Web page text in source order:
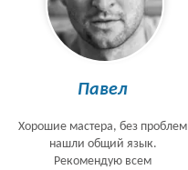
Павел
Хорошие мастера, без проблем
нашли общий язык.
Рекомендую всем